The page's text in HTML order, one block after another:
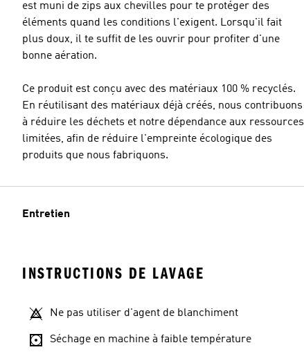
est muni de zips aux chevilles pour te protéger des
éléments quand les conditions l'exigent. Lorsqu'il fait
plus doux, il te suffit de les ouvrir pour profiter d'une
bonne aération.
Ce produit est conçu avec des matériaux 100 % recyclés.
En réutilisant des matériaux déjà créés, nous contribuons
à réduire les déchets et notre dépendance aux ressources
limitées, afin de réduire l'empreinte écologique des
produits que nous fabriquons.
Entretien
INSTRUCTIONS DE LAVAGE
Ne pas utiliser d'agent de blanchiment
Séchage en machine à faible température